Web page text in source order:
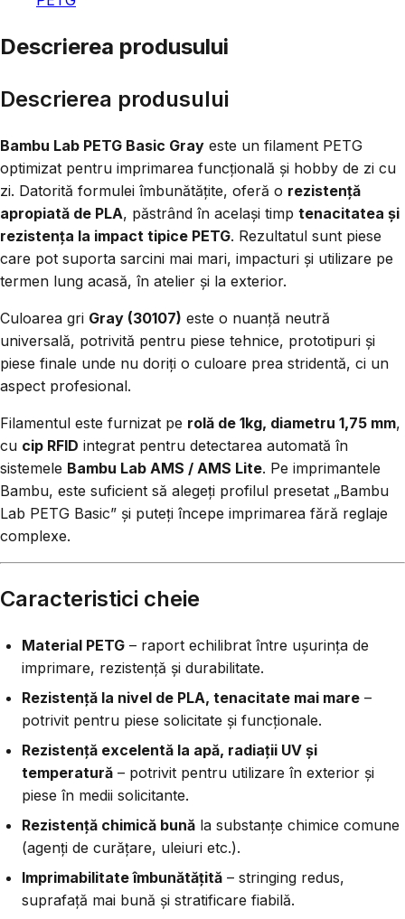
Descrierea produsului
Descrierea produsului
Bambu Lab PETG Basic Gray este un filament PETG
optimizat pentru imprimarea funcțională și hobby de zi cu
zi. Datorită formulei îmbunătățite, oferă o rezistență
apropiată de PLA, păstrând în același timp tenacitatea și
rezistența la impact tipice PETG. Rezultatul sunt piese
care pot suporta sarcini mai mari, impacturi și utilizare pe
termen lung acasă, în atelier și la exterior.
Culoarea gri Gray (30107) este o nuanță neutră
universală, potrivită pentru piese tehnice, prototipuri și
piese finale unde nu doriți o culoare prea stridentă, ci un
aspect profesional.
Filamentul este furnizat pe rolă de 1kg, diametru 1,75 mm,
cu cip RFID integrat pentru detectarea automată în
sistemele Bambu Lab AMS / AMS Lite. Pe imprimantele
Bambu, este suficient să alegeți profilul presetat „Bambu
Lab PETG Basic” și puteți începe imprimarea fără reglaje
complexe.
Caracteristici cheie
Material PETG – raport echilibrat între ușurința de
imprimare, rezistență și durabilitate.
Rezistență la nivel de PLA, tenacitate mai mare –
potrivit pentru piese solicitate și funcționale.
Rezistență excelentă la apă, radiații UV și
temperatură – potrivit pentru utilizare în exterior și
piese în medii solicitante.
Rezistență chimică bună la substanțe chimice comune
(agenți de curățare, uleiuri etc.).
Imprimabilitate îmbunătățită – stringing redus,
suprafață mai bună și stratificare fiabilă.